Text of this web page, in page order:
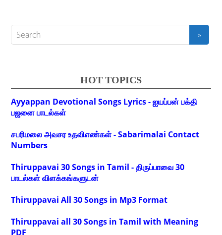
HOT TOPICS
Ayyappan Devotional Songs Lyrics - ஐயப்பன் பக்தி
பஜனை பாடல்கள்
சபரிமலை அவசர உதவிஎண்கள் - Sabarimalai Contact
Numbers
Thiruppavai 30 Songs in Tamil - திருப்பாவை 30
பாடல்கள் விளக்கங்களுடன்
Thiruppavai All 30 Songs in Mp3 Format
Thiruppavai all 30 Songs in Tamil with Meaning
PDF